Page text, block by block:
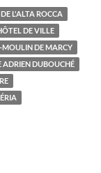
L'ALTA ROCCA
DE VILLE
MOULIN DE MARCY
ADRIEN DUBOUCHÉ